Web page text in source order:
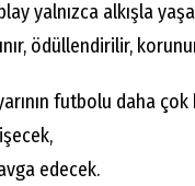
yalnızca alkışla
ödüllendirilir,
futbolu daha çok
edecek.